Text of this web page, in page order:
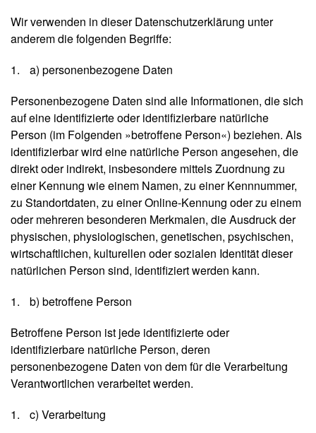
e
r
h
n
u
n
g
e
n
G
e
s
a
e
ei
c
h
ni
Wir verwenden in dieser Datenschutzerklärung unter
anderem die folgenden Begriffe:
a) personenbezogene Daten
Personenbezogene Daten sind alle Informationen, die sich
auf eine identifizierte oder identifizierbare natürliche
Person (im Folgenden »betroffene Person«) beziehen. Als
identifizierbar wird eine natürliche Person angesehen, die
direkt oder indirekt, insbesondere mittels Zuordnung zu
einer Kennung wie einem Namen, zu einer Kennnummer,
zu Standortdaten, zu einer Online-Kennung oder zu einem
oder mehreren besonderen Merkmalen, die Ausdruck der
physischen, physiologischen, genetischen, psychischen,
wirtschaftlichen, kulturellen oder sozialen Identität dieser
natürlichen Person sind, identifiziert werden kann.
b) betroffene Person
Betroffene Person ist jede identifizierte oder
identifizierbare natürliche Person, deren
personenbezogene Daten von dem für die Verarbeitung
Verantwortlichen verarbeitet werden.
c) Verarbeitung